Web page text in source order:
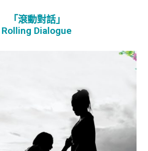
「滾動對話」
Rolling Dialogue